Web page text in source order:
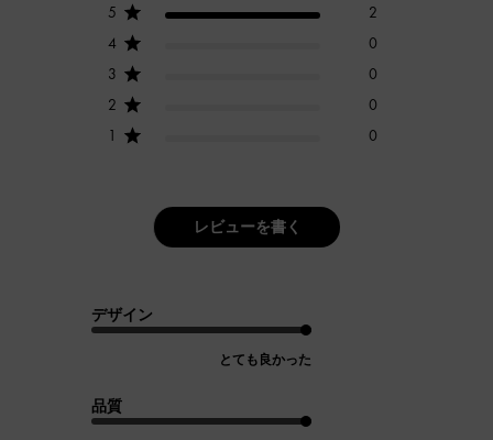
5
2
4
0
3
0
2
0
1
0
レビューを書く
デザイン
とても良かった
品質